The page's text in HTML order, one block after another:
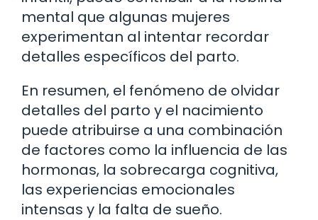
mental que algunas mujeres
experimentan al intentar recordar
detalles específicos del parto.
En resumen, el fenómeno de olvidar
detalles del parto y el nacimiento
puede atribuirse a una combinación
de factores como la influencia de las
hormonas, la sobrecarga cognitiva,
las experiencias emocionales
intensas y la falta de sueño.